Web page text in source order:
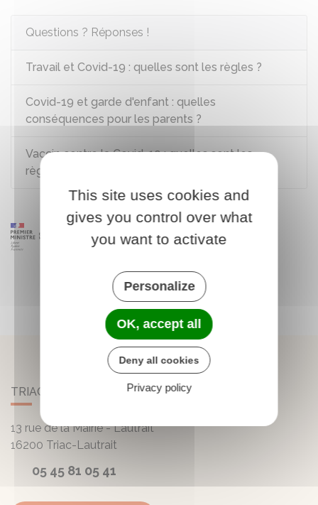
Questions ? Réponses !
Travail et Covid-19 : quelles sont les règles ?
Covid-19 et garde d'enfant : quelles
conséquences pour les parents ?
Vaccin contre la Covid-19 : quelles sont les
règles ?
TRIAC-LAUTRAIT
13 rue de la Mairie - Lautrait
16200 Triac-Lautrait
05 45 81 05 41
This site uses cookies and
gives you control over what
you want to activate
Personalize
OK, accept all
Deny all cookies
Privacy policy